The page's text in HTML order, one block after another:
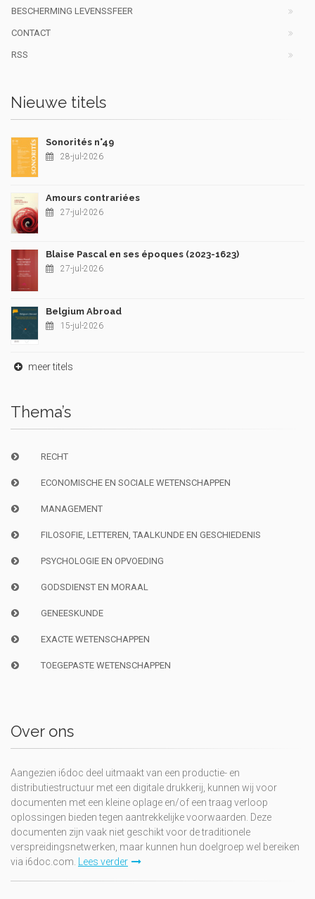
BESCHERMING LEVENSSFEER
CONTACT
RSS
Nieuwe titels
Sonorités n°49
28-jul-2026
Amours contrariées
27-jul-2026
Blaise Pascal en ses époques (2023-1623)
27-jul-2026
Belgium Abroad
15-jul-2026
meer titels
Thema’s
RECHT
ECONOMISCHE EN SOCIALE WETENSCHAPPEN
MANAGEMENT
FILOSOFIE, LETTEREN, TAALKUNDE EN GESCHIEDENIS
PSYCHOLOGIE EN OPVOEDING
GODSDIENST EN MORAAL
GENEESKUNDE
EXACTE WETENSCHAPPEN
TOEGEPASTE WETENSCHAPPEN
Over ons
Aangezien i6doc deel uitmaakt van een productie- en
distributiestructuur met een digitale drukkerij, kunnen wij voor
documenten met een kleine oplage en/of een traag verloop
oplossingen bieden tegen aantrekkelijke voorwaarden. Deze
documenten zijn vaak niet geschikt voor de traditionele
verspreidingsnetwerken, maar kunnen hun doelgroep wel bereiken
via i6doc.com. Lees verder